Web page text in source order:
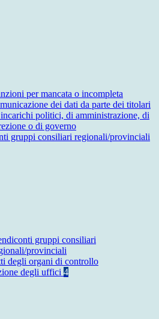
per mancata o incompleta
dei dati da parte dei titolari
politici, di amministrazione, di
o di governo
gruppi consiliari regionali/provinciali
gruppi consiliari
provinciali
degli organi di controllo
degli uffici 4